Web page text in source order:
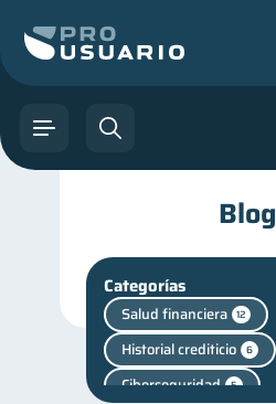
Blog
Categorías
Salud financiera 12
Historial crediticio 6
Ciberseguridad 5